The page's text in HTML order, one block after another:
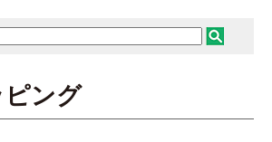
ング